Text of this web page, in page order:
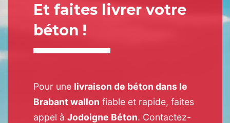
et faites livrer votre
béton !
Pour une livraison de béton dans le
Brabant wallon fiable et rapide, faites
appel à Jodoigne Béton. Contactez-